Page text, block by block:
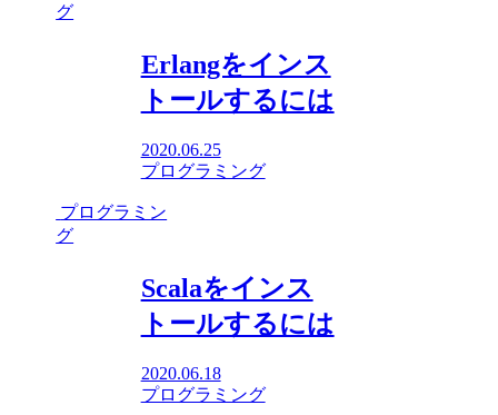
グ
Erlangをインス
トールするには
2020.06.25
プログラミング
プログラミン
グ
Scalaをインス
トールするには
2020.06.18
プログラミング